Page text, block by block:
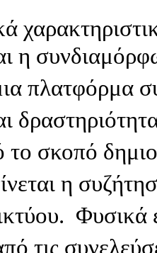
η
πλατφόρμα
το σκοπό
η
Φυσικά